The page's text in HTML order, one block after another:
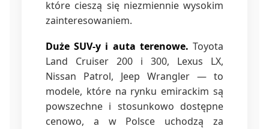
które cieszą się niezmiennie wysokim
zainteresowaniem.
Duże SUV-y i auta terenowe. Toyota
Land Cruiser 200 i 300, Lexus LX,
Nissan Patrol, Jeep Wrangler — to
modele, które na rynku emirackim są
powszechne i stosunkowo dostępne
cenowo, a w Polsce uchodzą za